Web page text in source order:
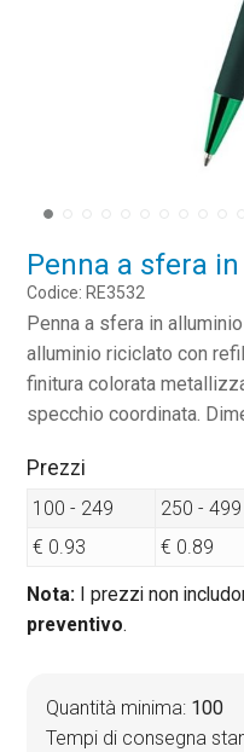
Penna a sfera
Codice: RE3532
Penna a sfera in
alluminio riciclato con
finitura colorata
specchio coordinata.
Prezzi
100 - 249 250 - 499
€ 0.93
€ 0.89
Nota: I prezzi non
preventivo.
Quantità minima: 100
Tempi di consegna